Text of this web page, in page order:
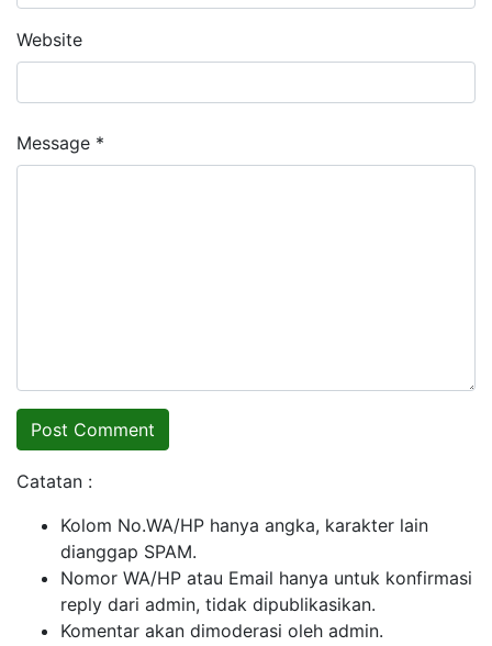
Website
Message *
Catatan :
Kolom No.WA/HP hanya angka, karakter lain
dianggap SPAM.
Nomor WA/HP atau Email hanya untuk konfirmasi
reply dari admin, tidak dipublikasikan.
Komentar akan dimoderasi oleh admin.